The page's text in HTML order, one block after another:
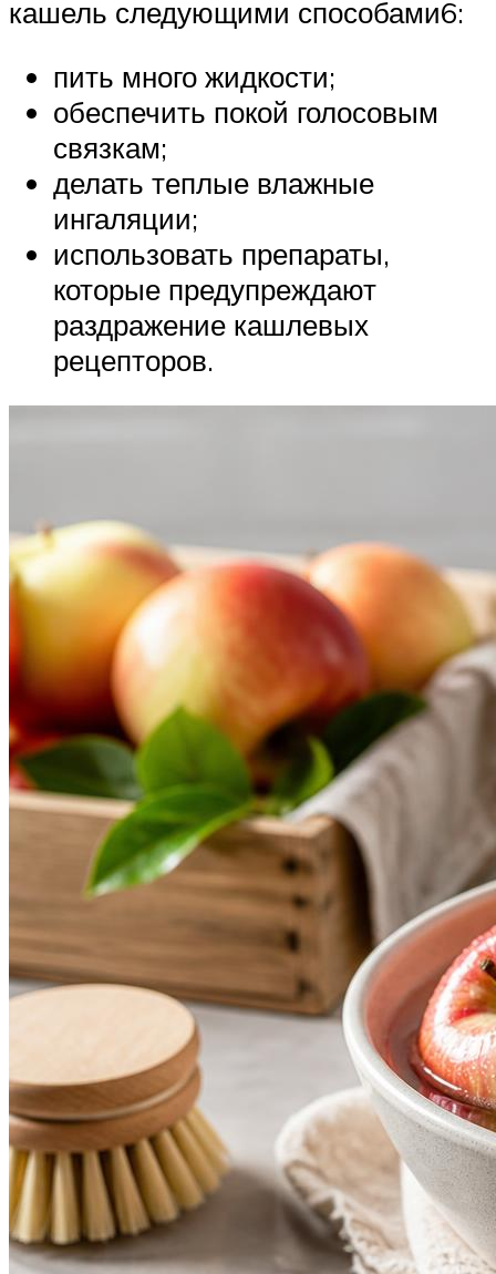
кашель следующими способами6:
пить много жидкости;
обеспечить покой голосовым
связкам;
делать теплые влажные
ингаляции;
использовать препараты,
которые предупреждают
раздражение кашлевых
рецепторов.